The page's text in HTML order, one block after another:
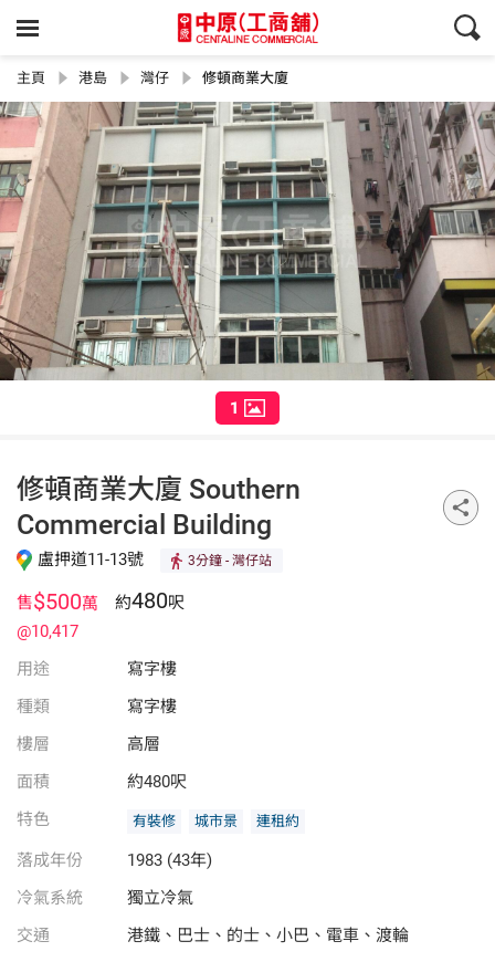
主頁 港島 灣仔 修頓商業大廈
1
修頓商業大廈 Southern
Commercial Building
盧押道11-13號 3分鐘 - 灣仔站
售$500萬
@10,417
約480呎
用途
寫字樓
種類
寫字樓
樓層
高層
面積
約480呎
特色
有裝修 城市景 連租約
落成年份
1983 (43年)
冷氣系統
獨立冷氣
交通
港鐵、巴士、的士、小巴、電車、渡輪